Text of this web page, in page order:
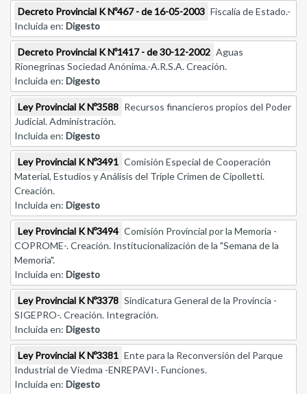
Decreto Provincial K Nº467 - de 16-05-2003 Fiscalía de Estado.-
Incluida en: Digesto
Decreto Provincial K Nº1417 - de 30-12-2002 Aguas
Rionegrinas Sociedad Anónima.-A.R.S.A. Creación.
Incluida en: Digesto
Ley Provincial K Nº3588 Recursos financieros propios del Poder
Judicial. Administración.
Incluida en: Digesto
Ley Provincial K Nº3491 Comisión Especial de Cooperación
Material, Estudios y Análisis del Triple Crimen de Cipolletti.
Creación.
Incluida en: Digesto
Ley Provincial K Nº3494 Comisión Provincial por la Memoria -
COPROME-. Creación. Institucionalización de la "Semana de la
Memoria".
Incluida en: Digesto
Ley Provincial K Nº3378 Sindicatura General de la Provincia -
SIGEPRO-. Creación. Integración.
Incluida en: Digesto
Ley Provincial K Nº3381 Ente para la Reconversión del Parque
Industrial de Viedma -ENREPAVI-. Funciones.
Incluida en: Digesto